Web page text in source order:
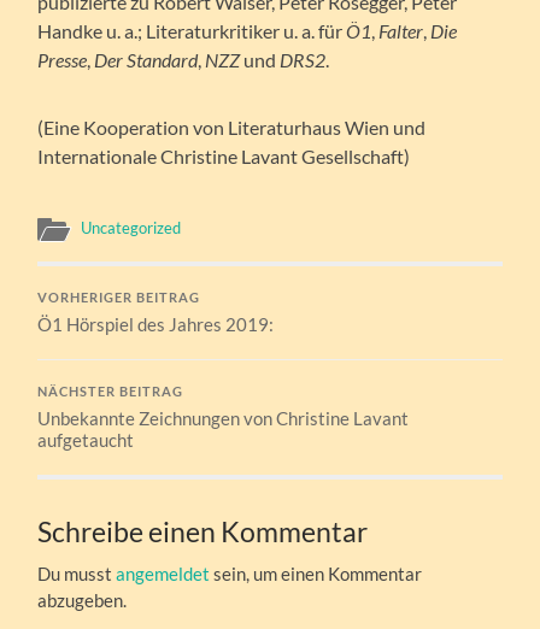
Handke u. a.; Literaturkritiker u. a. fürÖ1, Falter, Die
Presse, Der Standard, NZZund DRS2.
(Eine Kooperation von Literaturhaus Wien und
Internationale Christine Lavant Gesellschaft)
Uncategorized
VORHERIGER BEITRAG
Ö1 Hörspiel des Jahres 2019:
NÄCHSTER BEITRAG
Unbekannte Zeichnungen von Christine Lavant
aufgetaucht
Schreibe einen Kommentar
Du musstangemeldet sein, um einen Kommentar
abzugeben.